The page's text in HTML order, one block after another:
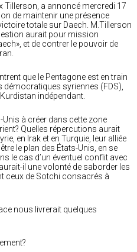
Tillerson, a annoncé mercredi 17
de maintenir une présence
totale sur Daech. M.Tillerson
aurait pour mission
et de contrer le pouvoir de
que le Pentagone est en train
syriennes (FDS),
indépendant.
à créer dans cette zone
Quelles répercutions aurait
en Irak et en Turquie, leur alliée
le plan des États-Unis, en se
le cas d’un éventuel conflit avec
il une volonté de saborder les
ceux de Sotchi consacrés à
nous livrerait quelques